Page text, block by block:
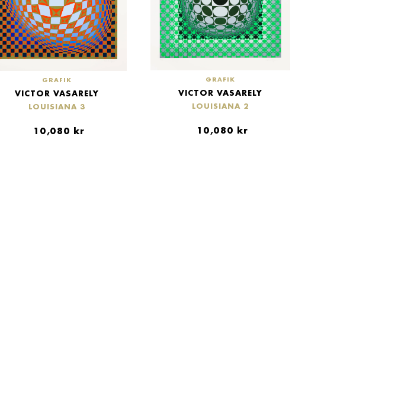
GRAFIK
VICTOR VASARELY
LOUISIANA 3
10,080 kr
GRAFIK
VICTOR VASARELY
LOUISIANA 2
10,080 kr